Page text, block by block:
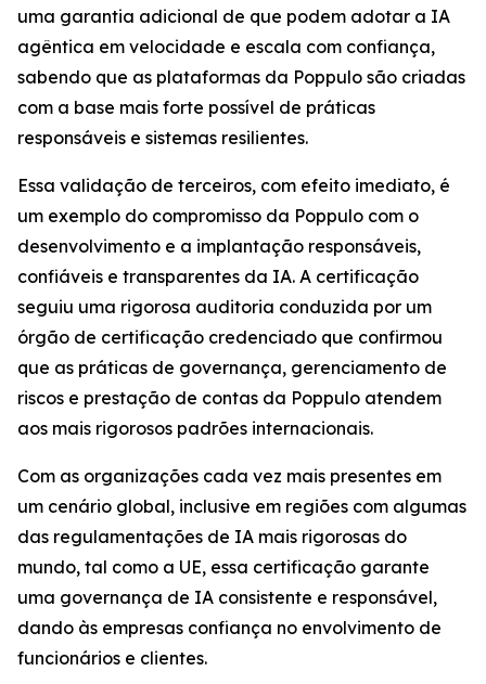
uma garantia adicional de que podem adotar a IA
agêntica em velocidade e escala com confiança,
sabendo que as plataformas da Poppulo são criadas
com a base mais forte possível de práticas
responsáveis e sistemas resilientes.
Essa validação de terceiros, com efeito imediato, é
um exemplo do compromisso da Poppulo com o
desenvolvimento e a implantação responsáveis,
confiáveis e transparentes da IA. A certificação
seguiu uma rigorosa auditoria conduzida por um
órgão de certificação credenciado que confirmou
que as práticas de governança, gerenciamento de
riscos e prestação de contas da Poppulo atendem
aos mais rigorosos padrões internacionais.
Com as organizações cada vez mais presentes em
um cenário global, inclusive em regiões com algumas
das regulamentações de IA mais rigorosas do
mundo, tal como a UE, essa certificação garante
uma governança de IA consistente e responsável,
dando às empresas confiança no envolvimento de
funcionários e clientes.